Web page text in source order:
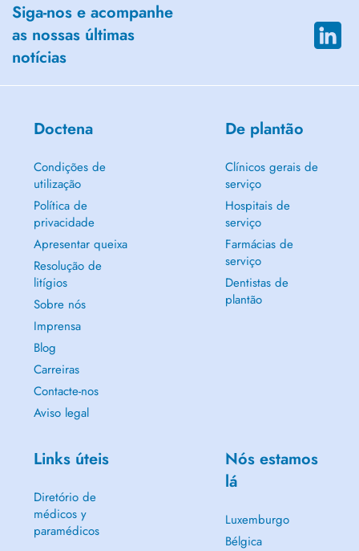
Siga-nos e acompanhe
as nossas últimas
notícias
Doctena
Condições de
utilização
Política de
privacidade
Apresentar queixa
Resolução de
litígios
Sobre nós
Imprensa
Blog
Carreiras
Contacte-nos
Aviso legal
De plantão
Clínicos gerais de
serviço
Hospitais de
serviço
Farmácias de
serviço
Dentistas de
plantão
Links úteis
Diretório de
médicos y
paramédicos
Nós estamos
lá
Luxemburgo
Bélgica